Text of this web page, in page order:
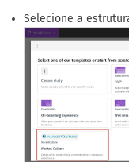
Selecione a